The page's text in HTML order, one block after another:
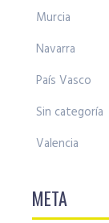
Murcia
Navarra
País Vasco
Sin categoría
Valencia
META